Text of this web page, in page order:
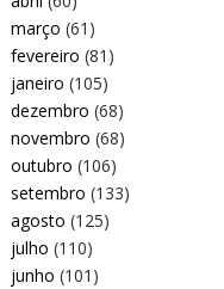
março (61)
fevereiro (81)
janeiro (105)
dezembro (68)
novembro (68)
outubro (106)
setembro (133)
agosto (125)
julho (110)
junho (101)